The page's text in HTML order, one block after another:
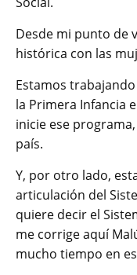
Desde mi punto de
histórica con las
Estamos
la Primera Infancia
inicie ese
país.
Y, por otro lado,
articulación del
quiere decir el
me corrige aquí
mucho tiempo en